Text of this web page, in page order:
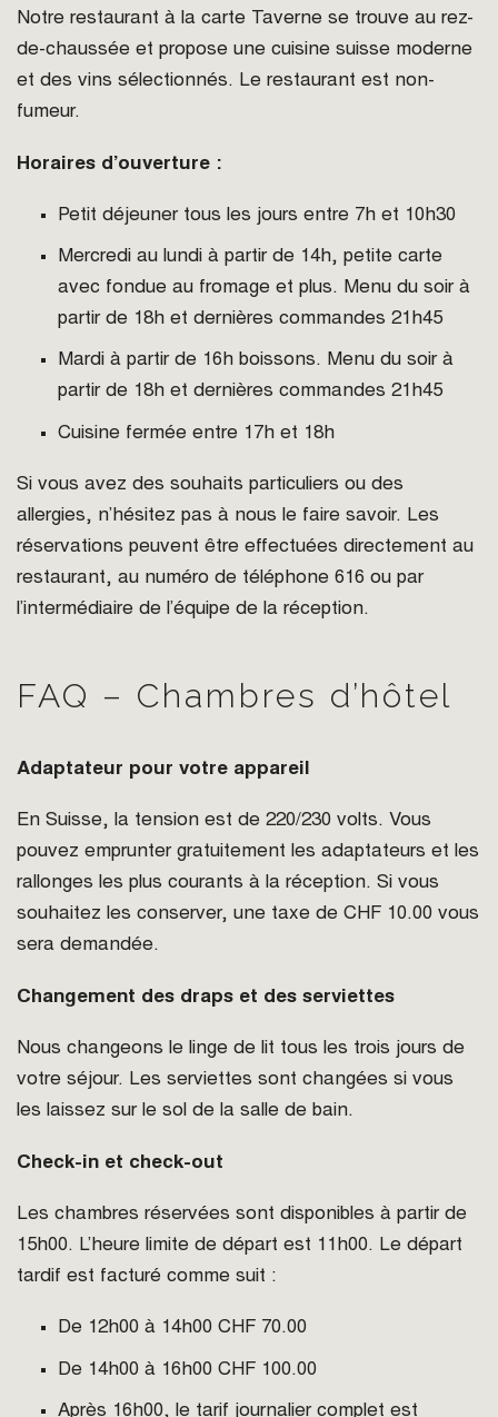
Notre restaurant à la carte Taverne se trouve au rez-
de-chaussée et propose une cuisine suisse moderne
et des vins sélectionnés. Le restaurant est non-
fumeur.
Horaires d’ouverture :
Petit déjeuner tous les jours entre 7h et 10h30
Mercredi au lundi à partir de 14h, petite carte
avec fondue au fromage et plus. Menu du soir à
partir de 18h et dernières commandes 21h45
Mardi à partir de 16h boissons. Menu du soir à
partir de 18h et dernières commandes 21h45
Cuisine fermée entre 17h et 18h
Si vous avez des souhaits particuliers ou des
allergies, n’hésitez pas à nous le faire savoir. Les
réservations peuvent être effectuées directement au
restaurant, au numéro de téléphone 616 ou par
l’intermédiaire de l’équipe de la réception.
FAQ – Chambres d’hôtel
Adaptateur pour votre appareil
En Suisse, la tension est de 220/230 volts. Vous
pouvez emprunter gratuitement les adaptateurs et les
rallonges les plus courants à la réception. Si vous
souhaitez les conserver, une taxe de CHF 10.00 vous
sera demandée.
Changement des draps et des serviettes
Nous changeons le linge de lit tous les trois jours de
votre séjour. Les serviettes sont changées si vous
les laissez sur le sol de la salle de bain.
Check-in et check-out
Les chambres réservées sont disponibles à partir de
15h00. L’heure limite de départ est 11h00. Le départ
tardif est facturé comme suit :
De 12h00 à 14h00 CHF 70.00
De 14h00 à 16h00 CHF 100.00
Après 16h00, le tarif journalier complet est